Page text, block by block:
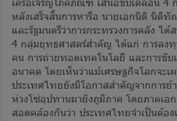
หลังเสร็จสิ้นการหารือ นายเอกนิติ นิติทั
และรัฐมนตรีว่าการกระทรวงการคลัง ไ
4 กลุ่มยุทธศาสตร์สำคัญ ได้แก่ การลง
คน การถ่ายทอดเทคโนโลยี และการขั
อนาคต โดยเห็นว่าแม้เศรษฐกิจโลกจะ
ประเทศไทยยังมีโอกาสสำคัญจากการย้
ห่วงโซ่อุปทานมายังภูมิภาค โดยภาคเอ
สอดคล้องกันว่า ประเทศไทยจำเป็นต้อง